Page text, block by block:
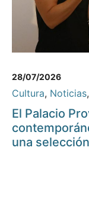
28/07/2026
Cultura, Noticias,
El Palacio
una